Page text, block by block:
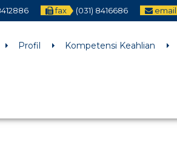
with an argument that is deprecatedsince
fax (031) 8416686 email
Profil Kompetensi Keahlian